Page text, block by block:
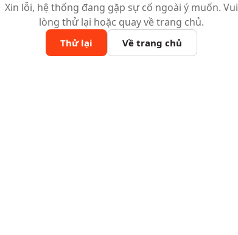
Xin lỗi, hệ thống đang gặp sự cố ngoài ý muốn. Vui
lòng thử lại hoặc quay về trang chủ.
Thử lại Về trang chủ